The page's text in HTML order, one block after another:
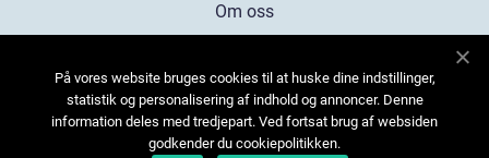
Om oss
Kontakta oss
Sitemap
På vores website bruges cookies til at huske dine indstillinger,
statistik og personalisering af indhold og annoncer. Denne
information deles med tredjepart. Ved fortsat brug af websiden
godkender du cookiepolitikken.